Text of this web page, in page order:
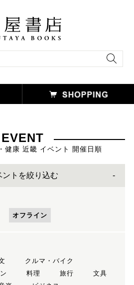
EVENT
健康 近畿 イベント 開催日順
ントを絞り込む
オフライン
クルマ・バイク
料理 旅行
文具